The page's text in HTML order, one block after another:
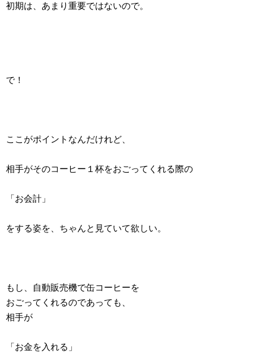
初期は、あまり重要ではないので。
で！
ここがポイントなんだけれど、
相手がそのコーヒー１杯をおごってくれる際の
「お会計」
をする姿を、ちゃんと見ていて欲しい。
もし、自動販売機で缶コーヒーを
おごってくれるのであっても、
相手が
「お金を入れる」